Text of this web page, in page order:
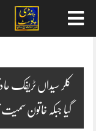
کلر سیداں ٹریفک
گیا جبکہ خاتون